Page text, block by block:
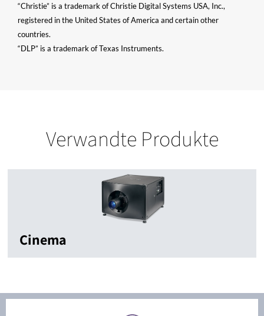
“Christie” is a trademark of Christie Digital Systems USA, Inc.,
registered in the United States of America and certain other
countries.
“DLP” is a trademark of Texas Instruments.
Verwandte Produkte
Cinema